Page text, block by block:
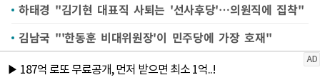
하태경 "김기현 대표직 사퇴는 '선사후당'…의원직에 집착"
김남국 "'한동훈 비대위원장'이 민주당에 가장 호재"